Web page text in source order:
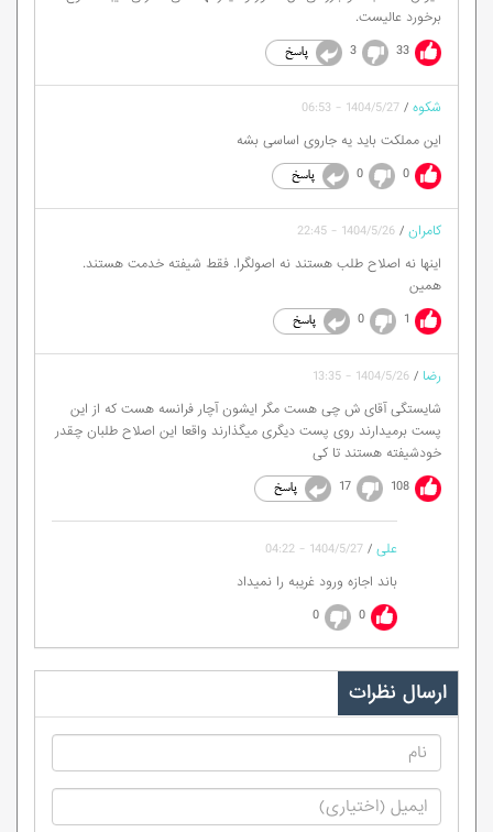
برخورد عالیست.
33
3
شکوه /
1404/5/27 - 06:53
این مملکت باید یه جاروی اساسی بشه
0
0
کامران /
1404/5/26 - 22:45
اینها نه اصلاح طلب هستند نه اصولگرا. فقط شیفته خدمت هستند.
همین
1
0
رضا /
1404/5/26 - 13:35
شایستگی آقای ش چی هست مگر ایشون آچار فرانسه هست که از این
پست برمیدارند روی پست دیگری میگذارند واقعا این اصلاح طلبان چقدر
خودشیفته هستند تا کی
108
17
علی /
1404/5/27 - 04:22
باند اجازه ورود غریبه را نمیداد
0
0
ارسال نظرات